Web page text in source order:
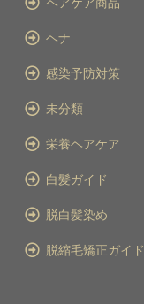
ヘナ
感染予防対策
未分類
栄養ヘアケア
白髪ガイド
脱白髪染め
脱縮毛矯正ガイド